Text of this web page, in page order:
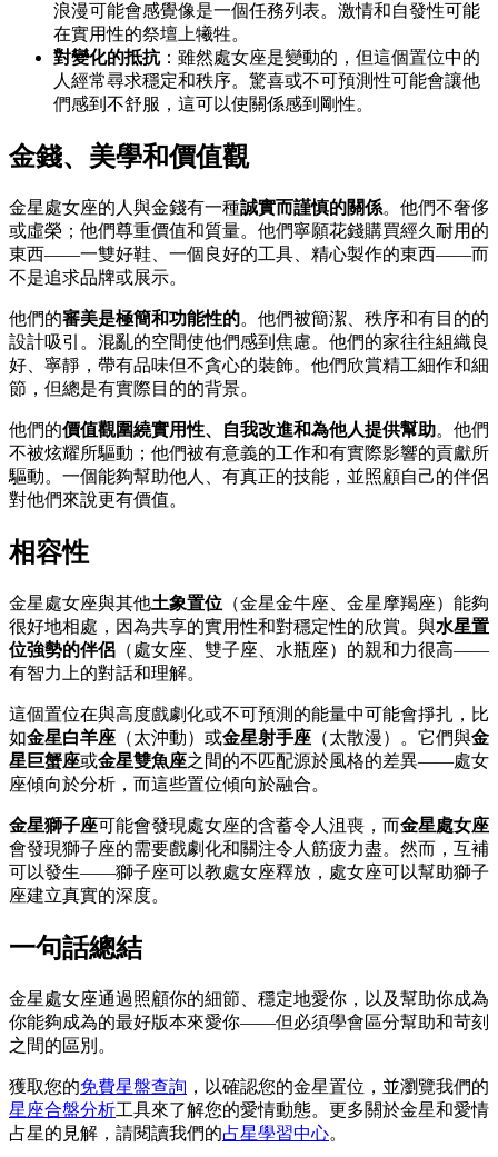
浪漫可能會感覺像是一個任務列表。激情和自發性可能
在實用性的祭壇上犧牲。
對變化的抵抗：雖然處女座是變動的，但這個置位中的
人經常尋求穩定和秩序。驚喜或不可預測性可能會讓他
們感到不舒服，這可以使關係感到剛性。
金錢、美學和價值觀
金星處女座的人與金錢有一種誠實而謹慎的關係。他們不奢侈
或虛榮；他們尊重價值和質量。他們寧願花錢購買經久耐用的
東西——一雙好鞋、一個良好的工具、精心製作的東西——而
不是追求品牌或展示。
他們的審美是極簡和功能性的。他們被簡潔、秩序和有目的的
設計吸引。混亂的空間使他們感到焦慮。他們的家往往組織良
好、寧靜，帶有品味但不貪心的裝飾。他們欣賞精工細作和細
節，但總是有實際目的的背景。
他們的價值觀圍繞實用性、自我改進和為他人提供幫助。他們
不被炫耀所驅動；他們被有意義的工作和有實際影響的貢獻所
驅動。一個能夠幫助他人、有真正的技能，並照顧自己的伴侶
對他們來說更有價值。
相容性
金星處女座與其他土象置位 （金星金牛座、金星摩羯座）能夠
很好地相處，因為共享的實用性和對穩定性的欣賞。與水星置
位強勢的伴侶 （處女座、雙子座、水瓶座）的親和力很高——
有智力上的對話和理解。
這個置位在與高度戲劇化或不可預測的能量中可能會掙扎，比
如金星白羊座 （太沖動）或金星射手座 （太散漫）。它們與金
星巨蟹座或金星雙魚座之間的不匹配源於風格的差異——處女
座傾向於分析，而這些置位傾向於融合。
金星獅子座可能會發現處女座的含蓄令人沮喪，而金星處女座
會發現獅子座的需要戲劇化和關注令人筋疲力盡。然而，互補
可以發生——獅子座可以教處女座釋放，處女座可以幫助獅子
座建立真實的深度。
一句話總結
金星處女座通過照顧你的細節、穩定地愛你，以及幫助你成為
你能夠成為的最好版本來愛你——但必須學會區分幫助和苛刻
之間的區別。
獲取您的免費星盤查詢 ，以確認您的金星置位，並瀏覽我們的
星座合盤分析工具來了解您的愛情動態。更多關於金星和愛情
占星的見解，請閱讀我們的占星學習中心。